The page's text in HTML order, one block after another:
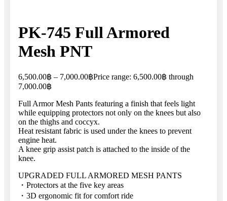
PK-745 Full Armored
Mesh PNT
6,500.00฿ – 7,000.00฿Price range: 6,500.00฿ through
7,000.00฿
Full Armor Mesh Pants featuring a finish that feels light
while equipping protectors not only on the knees but also
on the thighs and coccyx.
Heat resistant fabric is used under the knees to prevent
engine heat.
A knee grip assist patch is attached to the inside of the
knee.
UPGRADED FULL ARMORED MESH PANTS
・Protectors at the five key areas
・3D ergonomic fit for comfort ride